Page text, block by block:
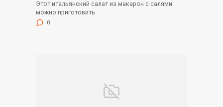
Этот итальянский салат из макарон с салями
можно приготовить
0